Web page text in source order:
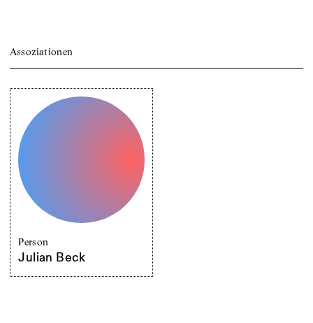
Assoziationen
Person
Julian Beck